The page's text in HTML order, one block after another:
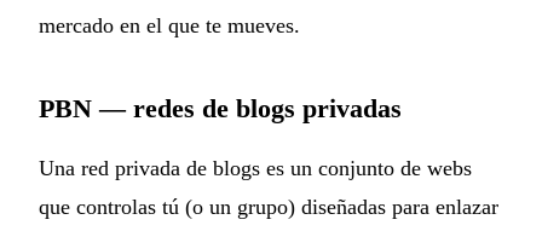
mercado en el que te mueves.
PBN — redes de blogs privadas
Una red privada de blogs es un conjunto de webs
que controlas tú (o un grupo) diseñadas para enlazar